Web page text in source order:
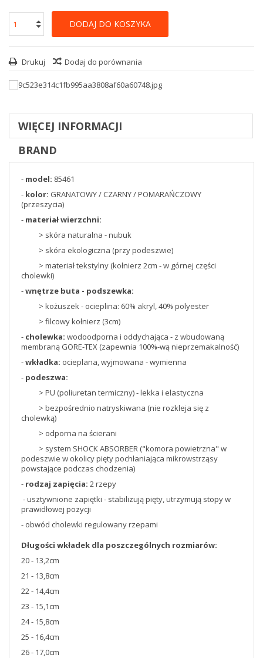
DODAJ DO KOSZYKA
Drukuj Dodaj do porównania
WIĘCEJ INFORMACJI
BRAND
- model: 85461
- kolor: GRANATOWY / CZARNY / POMARAŃCZOWY
(przeszycia)
- materiał wierzchni:
> skóra naturalna - nubuk
> skóra ekologiczna (przy podeszwie)
> materiał tekstylny (kołnierz 2cm - w górnej części
cholewki)
-wnętrze buta - podszewka:
> kożuszek - ocieplina: 60% akryl, 40% polyester
> filcowy kołnierz (3cm)
- cholewka: wodoodporna i oddychająca - z wbudowaną
membraną GORE-TEX (zapewnia 100%-wą nieprzemakalność)
-wkładka: ocieplana, wyjmowana - wymienna
- podeszwa:
> PU (poliuretan termiczny) - lekka i elastyczna
> bezpośrednio natryskiwana (nie rozkleja się z
cholewką)
> odporna na ścierani
> system SHOCK ABSORBER ("komora powietrzna" w
podeszwie w okolicy pięty pochłaniająca mikrowstrząsy
powstające podczas chodzenia)
- rodzaj zapięcia: 2 rzepy
- usztywnione zapiętki - stabilizują pięty, utrzymują stopy w
prawidłowej pozycji
- obwód cholewki regulowany rzepami
Długości wkładek dla poszczególnych rozmiarów:
20 - 13,2cm
21 - 13,8cm
22 - 14,4cm
23 - 15,1cm
24 - 15,8cm
25 - 16,4cm
26 - 17,0cm